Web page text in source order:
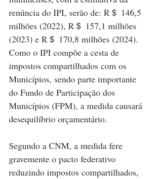
renúncia do IPI, serão de: R＄ 146,5
milhões (2022), R＄ 157,1 milhões
(2023) e R＄ 170,8 milhões (2024).
Como o IPI compõe a cesta de
impostos compartilhados com os
Municípios, sendo parte importante
do Fundo de Participação dos
Municípios (FPM), a medida causará
desequilíbrio orçamentário.
Segundo a CNM, a medida fere
gravemente o pacto federativo
reduzindo impostos compartilhados,